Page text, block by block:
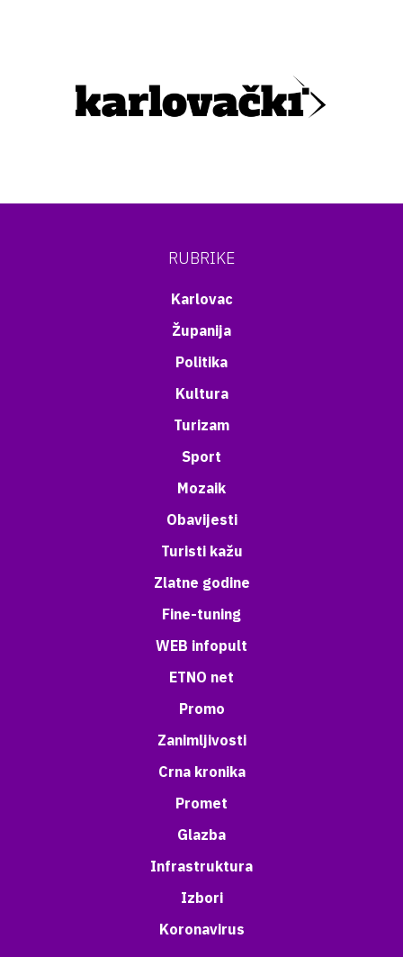
RUBRIKE
Karlovac
Županija
Politika
Kultura
Turizam
Sport
Mozaik
Obavijesti
Turisti kažu
Zlatne godine
Fine-tuning
WEB infopult
ETNO net
Promo
Zanimljivosti
Crna kronika
Promet
Glazba
Infrastruktura
Izbori
Koronavirus